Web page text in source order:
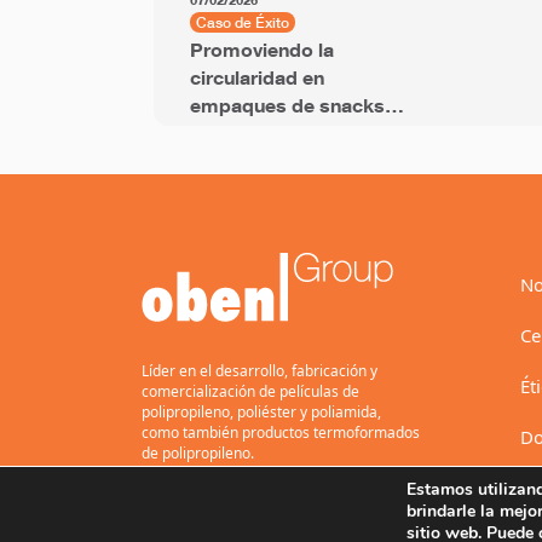
Caso de Éxito
Promoviendo la
circularidad en
empaques de snacks
Líder en el desarrollo, fabricación y
comercialización de películas de
polipropileno, poliéster y poliamida,
como también productos termoformados
de polipropileno.
Estamos
brindarle la
sitio web. Puede